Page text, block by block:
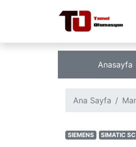
Anasayfa
Ana Sayfa
SIEMENS SIMATIC SC